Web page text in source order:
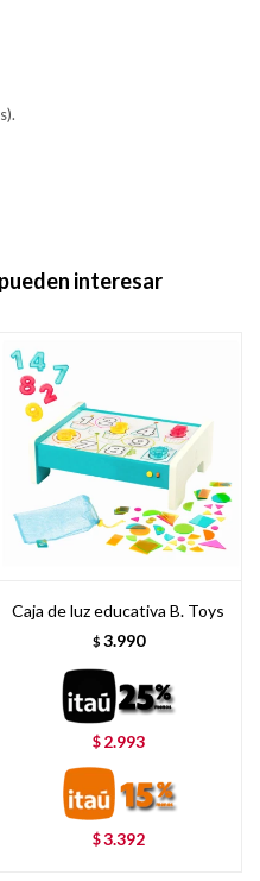
interesar
Caja de luz educativa B. Toys
$ 3.990
$ 2.993
$3.392